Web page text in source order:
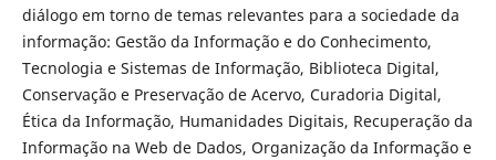
diálogo em torno de temas relevantes para a sociedade da
informação: Gestão da Informação e do Conhecimento,
Tecnologia e Sistemas de Informação, Biblioteca Digital,
Conservação e Preservação de Acervo, Curadoria Digital,
Ética da Informação, Humanidades Digitais, Recuperação da
Informação na Web de Dados, Organização da Informação e